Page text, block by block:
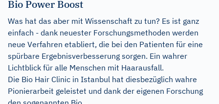
Bio Power Boost
Was hat das aber mit Wissenschaft zu tun? Es ist ganz
einfach - dank neuester Forschungsmethoden werden
neue Verfahren etabliert, die bei den Patienten für eine
spürbare Ergebnisverbesserung sorgen. Ein wahrer
Lichtblick für alle Menschen mit Haarausfall.
Die Bio Hair Clinic in Istanbul hat diesbezüglich wahre
Pionierarbeit geleistet und dank der eigenen Forschung